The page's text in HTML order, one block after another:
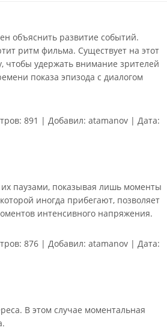
объяснить развитие событий.
ритм фильма. Существует на этот
чтобы удержать внимание зрителей
показа эпизода с диалогом
891 | Добавил: atamanov | Дата:
их паузами, показывая лишь моменты
иногда прибегают, позволяет
интенсивного напряжения.
876 | Добавил: atamanov | Дата:
В этом случае моментальная